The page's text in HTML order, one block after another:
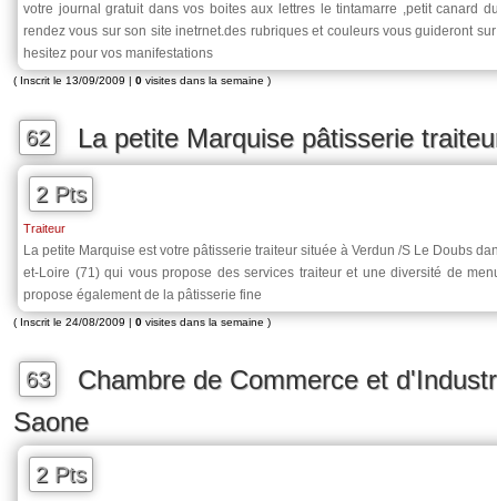
votre journal gratuit dans vos boites aux lettres le tintamarre ,petit canard
rendez vous sur son site inetrnet.des rubriques et couleurs vous guideront
hesitez pour vos manifestations
( Inscrit le 13/09/2009 | 0 visites dans la semaine )
62 La petite Marquise pâtisserie
2 Pts
Traiteur
La petite Marquise est votre pâtisserie traiteur située à Verdun /S Le Doubs
et-Loire (71) qui vous propose des services traiteur et une diversité de
propose également de la pâtisserie fine
( Inscrit le 24/08/2009 | 0 visites dans la semaine )
63
Chambre de Commerce et
Saone
2 Pts